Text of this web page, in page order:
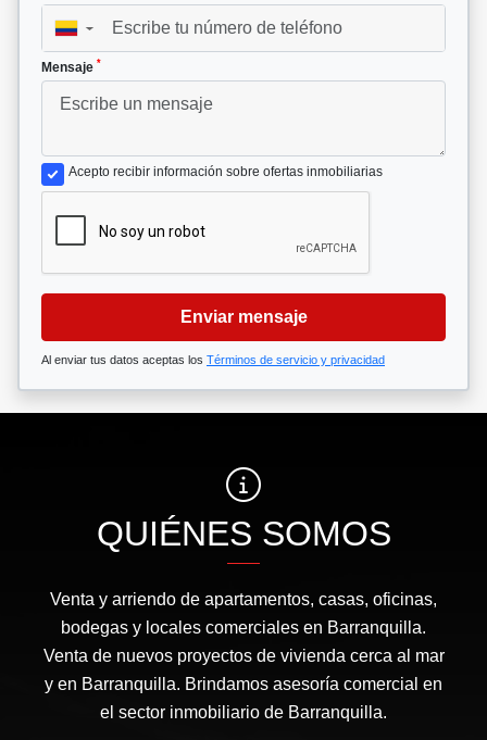
▼
Mensaje *
Acepto recibir información sobre ofertas inmobiliarias
Enviar mensaje
Al enviar tus datos aceptas los Términos de servicio y privacidad
QUIÉNES SOMOS
Venta y arriendo de apartamentos, casas, oficinas,
bodegas y locales comerciales en Barranquilla.
Venta de nuevos proyectos de vivienda cerca al mar
y en Barranquilla. Brindamos asesoría comercial en
el sector inmobiliario de Barranquilla.